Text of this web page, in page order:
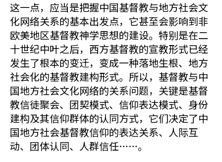
这一点，应当是把握中国基督教与地方社会文
化网络关系的基本出发点，它甚至会影响到非
欧美地区基督教神学思想的建设。特别是在二
十世纪中叶之后，西方基督教的宣教形式已经
发生了根本的变迁，变成一种落地生根、地方
社会化的基督教建构形式。所以，基督教与中
国地方社会文化网络的关系问题，关键是基督
教信徒聚会、团契模式、信仰表达模式、身份
建构及其信仰群体的认同方式，它们决定了中
国地方社会基督教信仰的表达关系、人际互
动、团体认同、人群信任……。